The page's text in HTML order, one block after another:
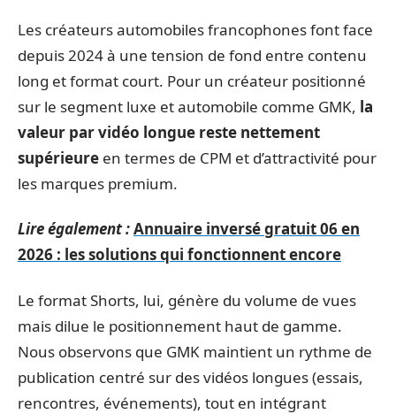
Les créateurs automobiles francophones font face
depuis 2024 à une tension de fond entre contenu
long et format court. Pour un créateur positionné
sur le segment luxe et automobile comme GMK, la
valeur par vidéo longue reste nettement
supérieure en termes de CPM et d’attractivité pour
les marques premium.
Lire également :Annuaire inversé gratuit 06 en
2026 : les solutions qui fonctionnent encore
Le format Shorts, lui, génère du volume de vues
mais dilue le positionnement haut de gamme.
Nous observons que GMK maintient un rythme de
publication centré sur des vidéos longues (essais,
rencontres, événements), tout en intégrant